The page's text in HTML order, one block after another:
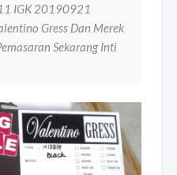
IGK 20190921
Gress Dan Merek
Sekarang Inti